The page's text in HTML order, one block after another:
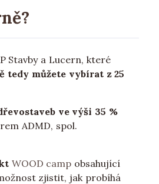
Stavby a Lucern, které
tedy můžete vybírat z 25
ve výši 35 %
ADMD, spol.
WOOD camp obsahující
zjistit, jak probíhá